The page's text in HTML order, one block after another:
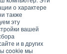
о характере
также
эту
вашей
и в других
cookie мы
данных